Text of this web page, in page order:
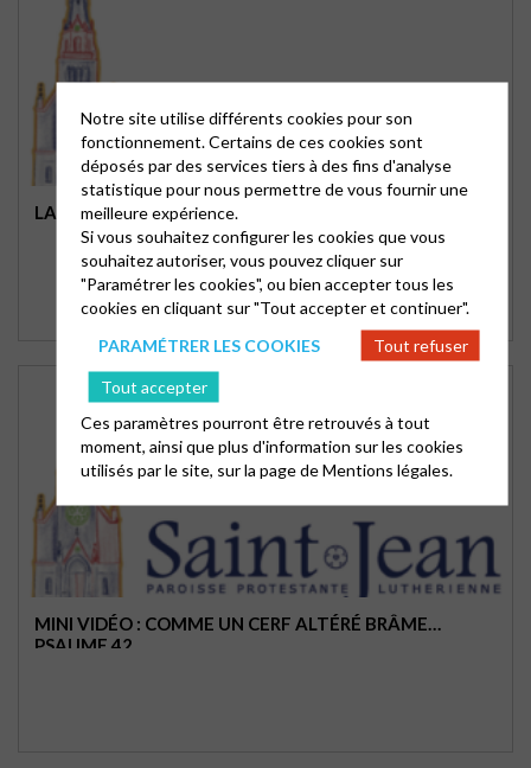
LA BOUSSOLE (2)
MINI VIDÉO : COMME UN CERF ALTÉRÉ BRÂME…
PSAUME 42
Notre site utilise différents cookies pour son
fonctionnement. Certains de ces cookies sont
déposés par des services tiers à des fins d'analyse
statistique pour nous permettre de vous fournir une
meilleure expérience.
Si vous souhaitez configurer les cookies que vous
souhaitez autoriser, vous pouvez cliquer sur
"Paramétrer les cookies", ou bien accepter tous les
cookies en cliquant sur "Tout accepter et continuer".
PARAMÉTRER LES COOKIES
Tout refuser
Tout accepter
Ces paramètres pourront être retrouvés à tout
moment, ainsi que plus d'information sur les cookies
utilisés par le site, sur la page deMentions légales.